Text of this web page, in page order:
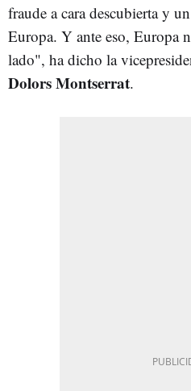
fraude a cara descubierta y
Europa. Y ante eso, Europa
lado", ha dicho la
Dolors Montserrat.